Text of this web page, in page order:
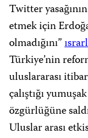
Twitter
etmek için
olmadığını”
Türkiye’nin
uluslararası
çalıştığı
özgürlüğüne
Uluslar arası